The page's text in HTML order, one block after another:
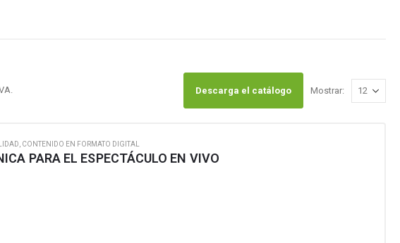
Descarga el catálogo Mostrar:
, CONTENIDO EN FORMATO DIGITAL
PARA EL ESPECTÁCULO EN VIVO